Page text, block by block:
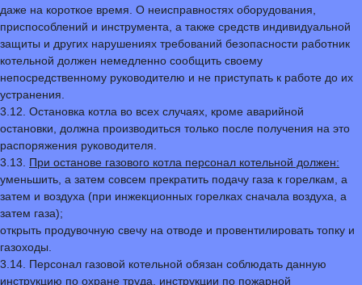
даже на короткое время. О неисправностях оборудования,
приспособлений и инструмента, а также средств индивидуальной
защиты и других нарушениях требований безопасности работник
котельной должен немедленно сообщить своему
непосредственному руководителю и не приступать к работе до их
устранения.
3.12. Остановка котла во всех случаях, кроме аварийной
остановки, должна производиться только после получения на это
распоряжения руководителя.
3.13. При останове газового котла персонал котельной должен:
уменьшить, а затем совсем прекратить подачу газа к горелкам, а
затем и воздуха (при инжекционных горелках сначала воздуха, а
затем газа);
открыть продувочную свечу на отводе и провентилировать топку и
газоходы.
3.14. Персонал газовой котельной обязан соблюдать данную
инструкцию по охране труда, инструкции по пожарной